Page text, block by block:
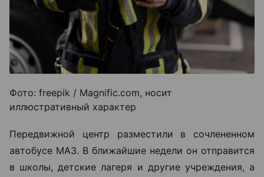
Фото: freepik / Magnific.com, носит
иллюстративный характер
Передвижной центр разместили в сочлененном
автобусе МАЗ. В ближайшие недели он отправится
в школы, детские лагеря и другие учреждения, а